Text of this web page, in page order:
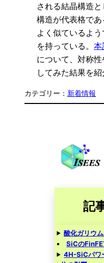
記
酸化ガリウ
SiCの
4H-SiCパワ
される結晶構造
構造が代表格で
よく似ているよ
を持っている。 本
について、対称
してみた結果を紹
カテゴリー： 新着情報